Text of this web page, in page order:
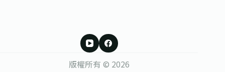
版權所有 © 2026